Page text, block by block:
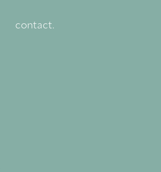
contact.